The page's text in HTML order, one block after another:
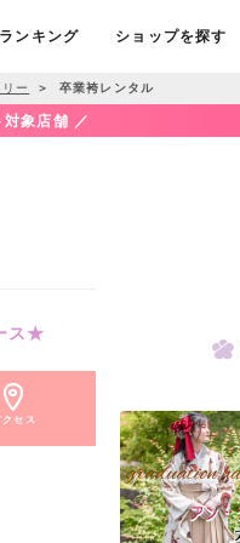
ンキング ショップを探す
ー ＞ 卒業袴レンタル
象店舗 ／
ス★
クセス